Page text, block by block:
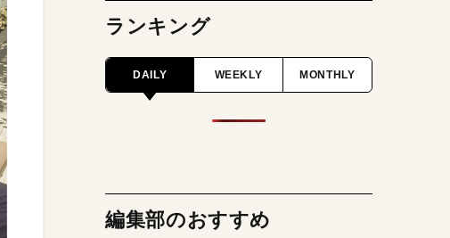
ランキング
DAILY WEEKLY MONTHLY
編集部のおすすめ